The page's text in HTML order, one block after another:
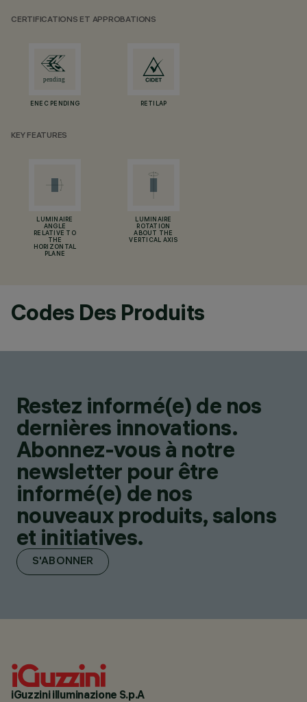
CERTIFICATIONS ET APPROBATIONS
ENEC PENDING RETILAP
KEY FEATURES
LUMINAIRE
ANGLE
RELATIVE TO
THE
HORIZONTAL
PLANE
LUMINAIRE
ROTATION
ABOUT THE
VERTICAL AXIS
Codes Des Produits
Restez informé(e) de nos
dernières innovations.
Abonnez-vous à notre
newsletter pour être
informé(e) de nos
nouveaux produits, salons
et initiatives.
S'ABONNER
iGuzzini illuminazione S.p.A